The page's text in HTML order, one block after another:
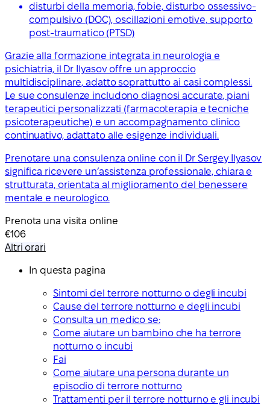
disturbi della memoria, fobie, disturbo ossessivo-
compulsivo (DOC), oscillazioni emotive, supporto
post-traumatico (PTSD)
Grazie alla formazione integrata in neurologia e
psichiatria, il Dr Ilyasov offre un approccio
multidisciplinare, adatto soprattutto ai casi complessi.
Le sue consulenze includono diagnosi accurate, piani
terapeutici personalizzati (farmacoterapia e tecniche
psicoterapeutiche) e un accompagnamento clinico
continuativo, adattato alle esigenze individuali.
Prenotare una consulenza online con il Dr Sergey Ilyasov
significa ricevere un’assistenza professionale, chiara e
strutturata, orientata al miglioramento del benessere
mentale e neurologico.
Prenota una visita online
€106
Altri orari
In questa pagina
Sintomi del terrore notturno o degli incubi
Cause del terrore notturno e degli incubi
Consulta un medico se:
Come aiutare un bambino che ha terrore
notturno o incubi
Fai
Come aiutare una persona durante un
episodio di terrore notturno
Trattamenti per il terrore notturno e gli incubi